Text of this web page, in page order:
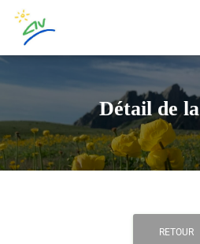
Détail de
RETOUR